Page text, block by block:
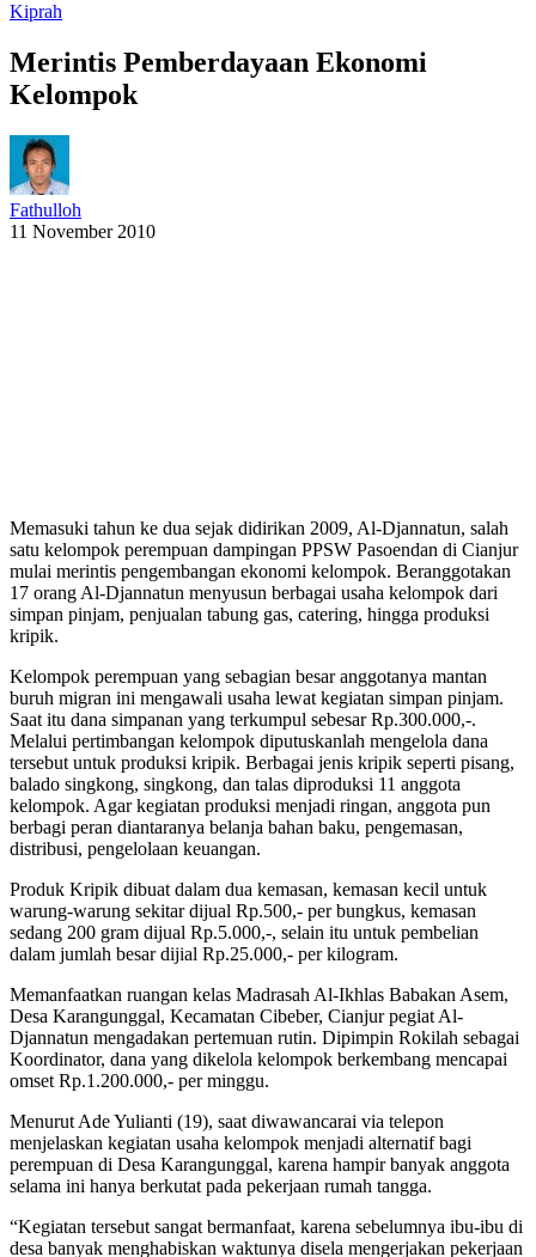
Kiprah
Merintis Pemberdayaan Ekonomi
Kelompok
Fathulloh
11 November 2010
Memasuki tahun ke dua sejak didirikan 2009, Al-Djannatun, salah
satu kelompok perempuan dampingan PPSW Pasoendan di Cianjur
mulai merintis pengembangan ekonomi kelompok. Beranggotakan
17 orang Al-Djannatun menyusun berbagai usaha kelompok dari
simpan pinjam, penjualan tabung gas, catering, hingga produksi
kripik.
Kelompok perempuan yang sebagian besar anggotanya mantan
buruh migran ini mengawali usaha lewat kegiatan simpan pinjam.
Saat itu dana simpanan yang terkumpul sebesar Rp.300.000,-.
Melalui pertimbangan kelompok diputuskanlah mengelola dana
tersebut untuk produksi kripik. Berbagai jenis kripik seperti pisang,
balado singkong, singkong, dan talas diproduksi 11 anggota
kelompok. Agar kegiatan produksi menjadi ringan, anggota pun
berbagi peran diantaranya belanja bahan baku, pengemasan,
distribusi, pengelolaan keuangan.
Produk Kripik dibuat dalam dua kemasan, kemasan kecil untuk
warung-warung sekitar dijual Rp.500,- per bungkus, kemasan
sedang 200 gram dijual Rp.5.000,-, selain itu untuk pembelian
dalam jumlah besar dijial Rp.25.000,- per kilogram.
Memanfaatkan ruangan kelas Madrasah Al-Ikhlas Babakan Asem,
Desa Karangunggal, Kecamatan Cibeber, Cianjur pegiat Al-
Djannatun mengadakan pertemuan rutin. Dipimpin Rokilah sebagai
Koordinator, dana yang dikelola kelompok berkembang mencapai
omset Rp.1.200.000,- per minggu.
Menurut Ade Yulianti (19), saat diwawancarai via telepon
menjelaskan kegiatan usaha kelompok menjadi alternatif bagi
perempuan di Desa Karangunggal, karena hampir banyak anggota
selama ini hanya berkutat pada pekerjaan rumah tangga.
“Kegiatan tersebut sangat bermanfaat, karena sebelumnya ibu-ibu di
desa banyak menghabiskan waktunya disela mengerjakan pekerjaan